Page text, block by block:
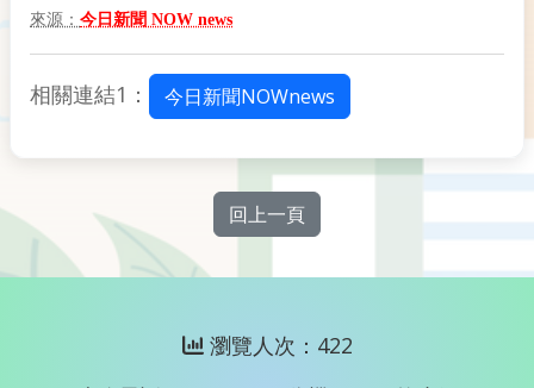
來源： 今日新聞 NOW news
相關連結1： 今日新聞NOWnews
回上一頁
瀏覽人次：422